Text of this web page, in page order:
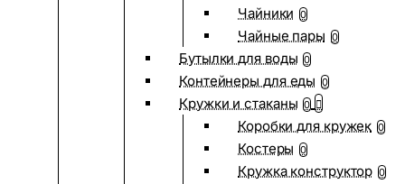
Чайники 0
Чайные пары 0
Бутылки для воды 0
Контейнеры для еды 0
Кружки и стаканы 0
Коробки для кружек 0
Костеры 0
Кружка конструктор 0